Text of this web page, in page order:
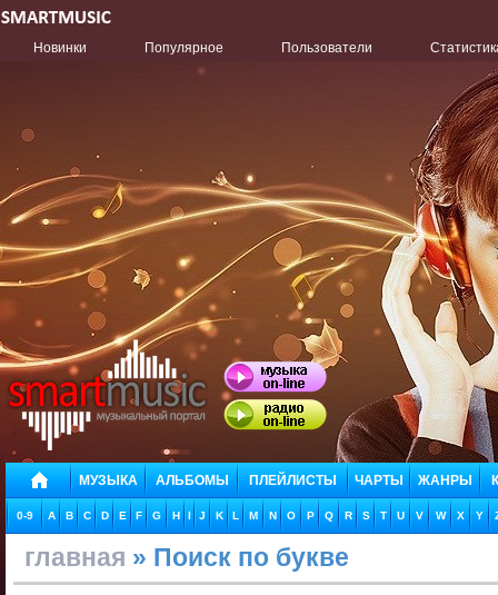
Новинки Популярное Пользователи
МУЗЫКА АЛЬБОМЫ ПЛЕЙЛИСТЫ ЧАРТЫ ЖАНРЫ
0-9 A B C D E F G H I J K L M N O P Q R S T U V W X Y
главная » Поиск по букве